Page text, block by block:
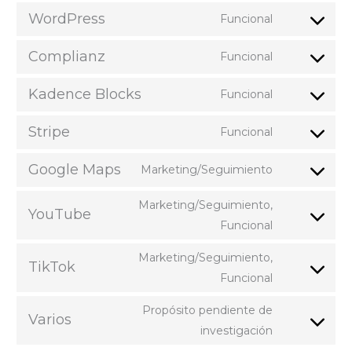
google-
WordPress Funcional
Consent
wordpress
Complianz Funcional
Consent
complianz
Kadence Blocks Funcional
Consent
kadence-
Stripe Funcional
Consent
Google Maps Marketing/Seguimiento
Consent
service
YouTube
Marketing/Seguimiento,
Funcional
Consent
service
TikTok
Marketing/Seguimiento,
Funcional
Consent
service
Varios
Propósito pendiente de
investigación
Consent